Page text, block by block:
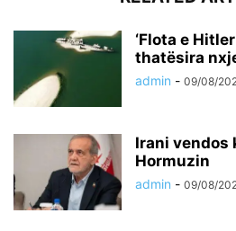
‘Flota e
thatësira
admin - 09/08/
Irani vendos
Hormuzin
admin - 09/08/